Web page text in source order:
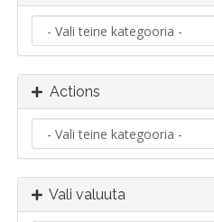
Actions
Vali valuuta